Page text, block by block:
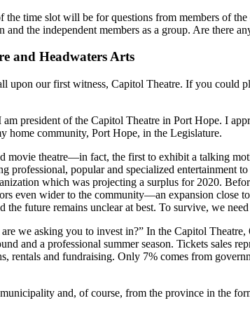
the time slot will be for questions from members of
the independent members as a group. Are there
and Headwaters Arts
upon our first witness, Capitol Theatre. If you could
president of the Capitol Theatre in Port Hope. I
home community, Port Hope, in the Legislature.
movie theatre—in fact, the first to exhibit a talking
professional, popular and specialized
which was projecting a surplus for 2020.
even wider to the community—an expansion close
the future remains unclear at best. To survive, we
we asking you to invest in?” In the Capitol
and a professional summer season. Tickets sales
rentals and fundraising. Only 7% comes from
and, of course, from the province in the